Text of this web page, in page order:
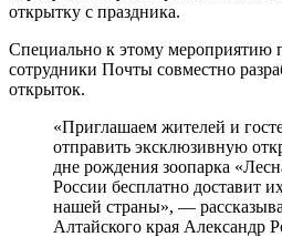
открытку с праздника.
Специально к этому мероприятию
сотрудники Почты совместно
открыток.
«Приглашаем жителей и
отправить эксклюзивную
дне рождения зоопарка
России бесплатно доставит
нашей страны», —
Алтайского края Александр